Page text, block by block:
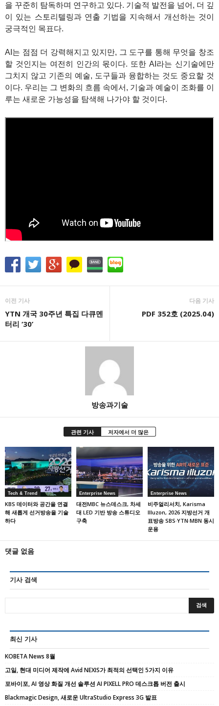
을 꾸준히 탐독하며 연구하고 있다. 기술적 발전을 넘어, 더 깊
이 있는 스토리텔링과 연출 기법을 지속해서 개선하는 것이
궁극적인 목표다.
AI는 점점 더 강력해지고 있지만, 그 도구를 통해 무엇을 창조
할 것인지는 여전히 인간의 몫이다. 또한 AI라는 신기술에만
그치지 않고 기존의 예술, 도구들과 융합하는 것도 중요할 것
이다. 우리는 그 변화의 흐름 속에서, 기술과 예술이 조화를 이
루는 새로운 가능성을 탐색해 나가야 할 것이다.
이전 기사
YTN 개국 30주년 특집 다큐멘
터리 ‘30’
다음 기사
PDF 352호 (2025.04)
방송과기술
관련 기사 저자에서 더 많은
Tech & Trend
KBS 데이터와 공간을 연결
해 새롭게 선거방송을 기술
하다
Enterprise News
대전MBC 뉴스데스크, 차세
대 LED 기반 방송 스튜디오
구축
Enterprise News
비주얼리서치, Karisma
Illuzon, 2026 지방선거 개
표방송 SBS·YTN·MBN 동시
운용
댓글 없음
기사 검색
최신 기사
KOBETA News 8월
고일, 현대 미디어 제작에 Avid NEXIS가 최적의 선택인 5가지 이유
포바이포, AI 영상 화질 개선 솔루션 AI PIXELL PRO 데스크톱 버전 출시
Blackmagic Design, 새로운 UltraStudio Express 3G 발표